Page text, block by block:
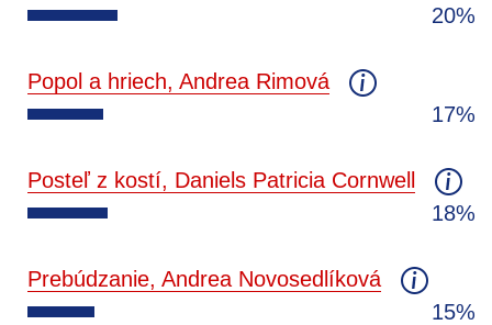
20%
Popol a hriech, Andrea Rimová
17%
Posteľ z kostí, Daniels Patricia Cornwell
18%
Prebúdzanie, Andrea Novosedlíková
15%